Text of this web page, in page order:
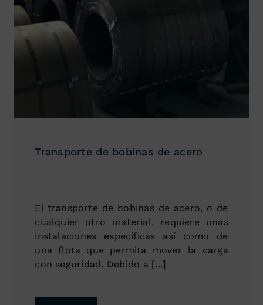
Transporte de bobinas de acero
El transporte de bobinas de acero, o de
cualquier otro material, requiere unas
instalaciones específicas así como de
una flota que permita mover la carga
con seguridad. Debido a [...]